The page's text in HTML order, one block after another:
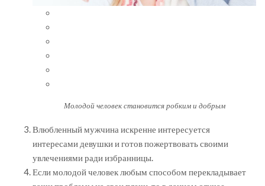
Молодой человек становится робким и добрым
Влюбленный мужчина искренне интересуется
интересами девушки и готов пожертвовать своими
увлечениями ради избранницы.
Если молодой человек любым способом перекладывает